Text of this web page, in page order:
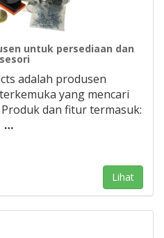
untuk persediaan dan
adalah produsen
yang mencari
dan fitur termasuk:
…
Lihat